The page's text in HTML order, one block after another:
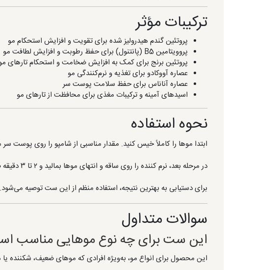
ترکیبات مؤثر
پروتئین گندم هیدرولیز شده برای تقویت و افزایش استحکام مو
پروویتامین B5 (پانتنول) برای حفظ رطوبت و افزایش لطافت مو
پروتئین برنج برای کمک به افزایش ضخامت و استحکام تارهای
عصاره آووکادو برای تغذیه و نرم‌کنندگی مو
عصاره آناناس برای حفظ سلامت پوست سر
اسیدهای آمینه و ترکیبات مغذی برای محافظت از تارهای مو
نحوه استفاده
ابتدا موها را کاملاً خیس کنید. مقدار مناسبی از شامپو را روی پوست سر ماساژ دهید
در مرحله بعد، نرم کننده را روی ساقه و انتهای موها بمالید و ۲ تا ۳ دقیقه صبر کنید. سپس موها را به‌خوبی آبکشی نمایید.
برای دستیابی به بهترین نتیجه، استفاده منظم از این ست توصیه می‌شود.
سوالات متداول
این ست برای چه نوع موهایی مناسب
این محصول برای انواع مو، به‌ویژه افرادی که موهای ضعیف، شکننده